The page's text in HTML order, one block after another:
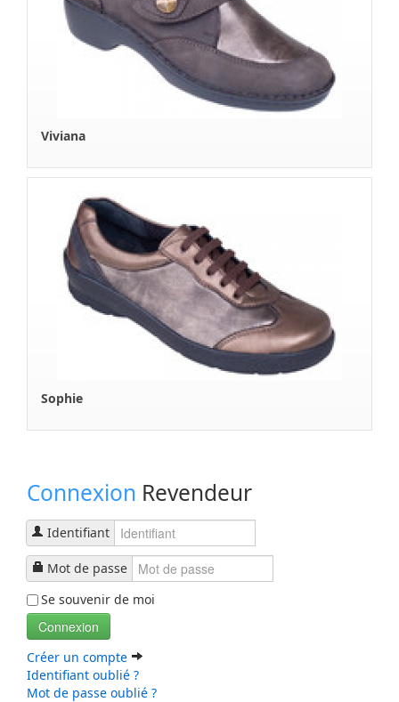
Viviana
Sophie
Connexion Revendeur
Identifiant
Mot de passe
Se souvenir de moi
Connexion
Créer un compte
Identifiant oublié ?
Mot de passe oublié ?